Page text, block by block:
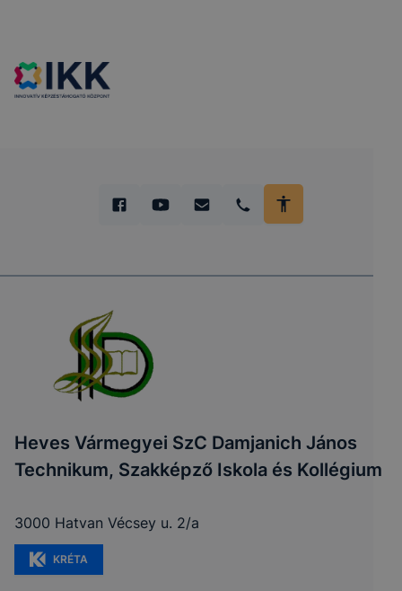
Heves Vármegyei SzC Damjanich János
Technikum, Szakképző Iskola és Kollégium
3000 Hatvan Vécsey u. 2/a
KRÉTA